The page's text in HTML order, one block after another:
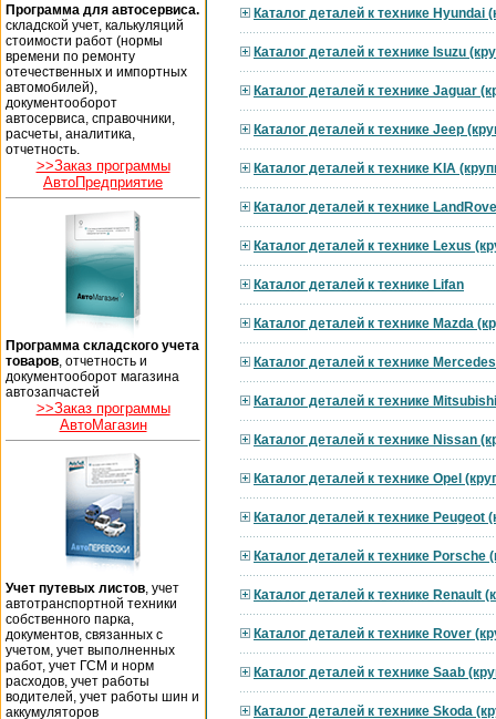
Программа для автосервиса.
складской учет, калькуляций
стоимости работ (нормы
времени по ремонту
отечественных и импортных
автомобилей),
документооборот
автосервиса, справочники,
расчеты, аналитика,
отчетность.
>>Заказ программы
АвтоПредприятие
Программа складского учета
товаров , отчетность и
документооборот магазина
автозапчастей
>>Заказ программы
АвтоМагазин
Учет путевых листов , учет
автотранспортной техники
собственного парка,
документов, связанных с
учетом, учет выполненных
работ, учет ГСМ и норм
расходов, учет работы
водителей, учет работы шин и
аккумуляторов
Каталог деталей к технике Hyundai
Каталог деталей к технике Isuzu
Каталог деталей к технике Jaguar
Каталог деталей к технике Jeep
Каталог деталей к технике KIA
Каталог деталей к технике
Каталог деталей к технике Lexus
Каталог деталей к технике Lifan
Каталог деталей к технике Mazda
Каталог деталей к технике
Каталог деталей к технике
Каталог деталей к технике Nissan
Каталог деталей к технике Opel
Каталог деталей к технике Peugeot
Каталог деталей к технике Porsche
Каталог деталей к технике Renault
Каталог деталей к технике Rover
Каталог деталей к технике Saab
Каталог деталей к технике Skoda